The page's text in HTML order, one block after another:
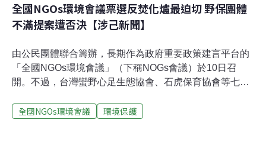
全國NGOs環境會議票選反焚化爐最迫切 野保團體
不滿提案遭否決【涉己新聞】
由公民團體聯合籌辦，長期作為政府重要政策建言平台的
「全國NGOs環境會議」（下稱NOGs會議）於10日召
開。不過，台灣蠻野心足生態協會、石虎保育協會等七個
堂」，並表示他們提出的遊蕩動物議題屢遭特定動保團體
全國NGOs環境會議 環境保護